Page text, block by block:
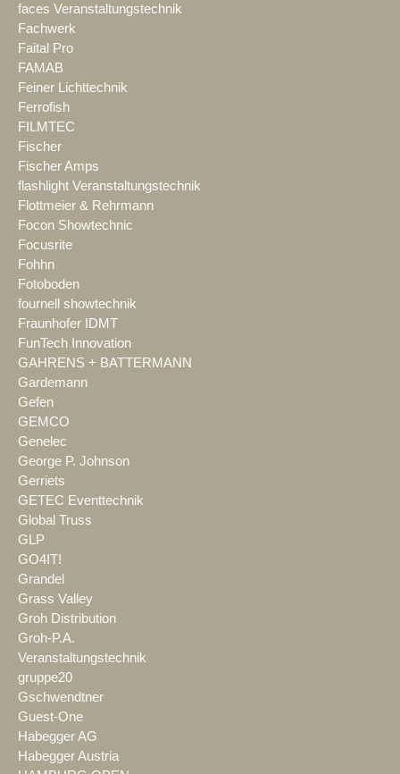
faces Veranstaltungstechnik
Fachwerk
Faital Pro
FAMAB
Feiner Lichttechnik
Ferrofish
FILMTEC
Fischer
Fischer Amps
flashlight Veranstaltungstechnik
Flottmeier & Rehrmann
Focon Showtechnic
Focusrite
Fohhn
Fotoboden
fournell showtechnik
Fraunhofer IDMT
FunTech Innovation
GAHRENS + BATTERMANN
Gardemann
Gefen
GEMCO
Genelec
George P. Johnson
Gerriets
GETEC Eventtechnik
Global Truss
GLP
GO4IT!
Grandel
Grass Valley
Groh Distribution
Groh-P.A.
Veranstaltungstechnik
gruppe20
Gschwendtner
Guest-One
Habegger AG
Habegger Austria